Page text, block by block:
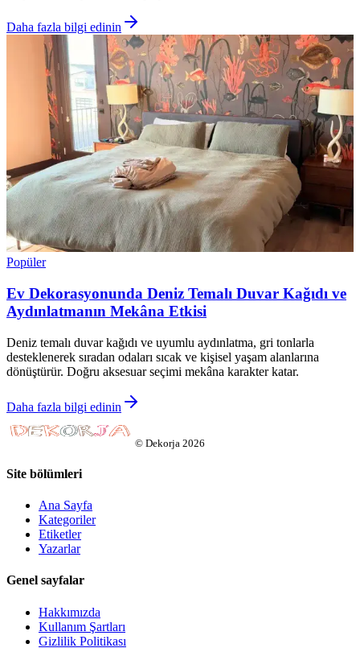
Daha fazla bilgi edinin
Popüler
Ev Dekorasyonunda Deniz Temalı Duvar Kağıdı ve
Aydınlatmanın Mekâna Etkisi
Deniz temalı duvar kağıdı ve uyumlu aydınlatma, gri tonlarla
desteklenerek sıradan odaları sıcak ve kişisel yaşam alanlarına
dönüştürür. Doğru aksesuar seçimi mekâna karakter katar.
Daha fazla bilgi edinin
© Dekorja 2026
Site bölümleri
Ana Sayfa
Kategoriler
Etiketler
Yazarlar
Genel sayfalar
Hakkımızda
Kullanım Şartları
Gizlilik Politikası